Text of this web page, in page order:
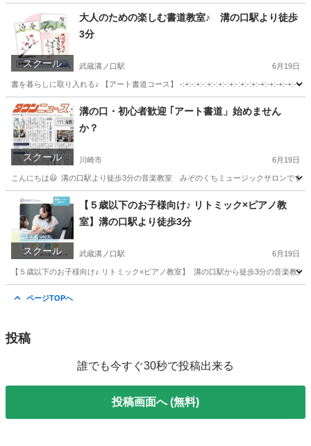
神奈川 武蔵溝ノ口駅 サックス 溝の口
スクール
大人のための楽しむ書道教室♪ 溝の口駅より徒歩
3分
武蔵溝ノ口駅 6月19日
書を暮らしに取り入れる♪ 【アート書道コース】 -:+:-:+:-:+:-:+:-:+:-:+:-:+:-+:-+:-+:-+:-+
神奈川 川崎市 武蔵溝ノ口駅 日本文化 神奈川 川崎市
武蔵溝ノ口駅 日本文化
スクール
溝の口・初心者歓迎 ｢アート書道」始めません
か？
川崎市 6月19日
こんにちは😃 ⁡ 溝の口駅より徒歩3分の音楽教室 みぞのくちミュージックサロンです
神奈川 川崎市 書道 アート
スクール
【５歳以下のお子様向け♪ リトミック×ピアノ教
室】溝の口駅より徒歩3分
武蔵溝ノ口駅 6月19日
【５歳以下のお子様向け♪ リトミック×ピアノ教室】 ⁡ 溝の口駅から徒歩3分の音楽教
ページTOPへ
投稿
誰でも今すぐ30秒で投稿出来る
投稿画面へ (無料)